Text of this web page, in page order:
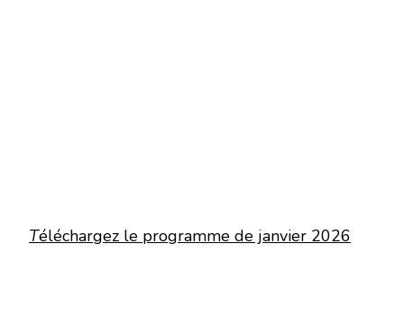
Téléchargez le programme de janvier 2026